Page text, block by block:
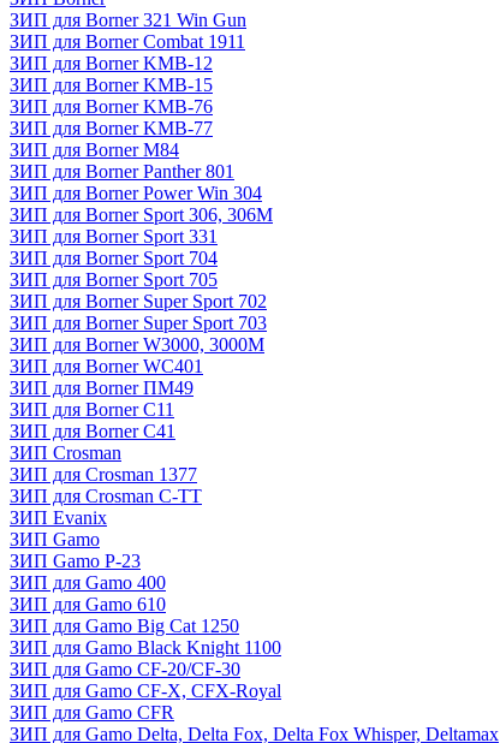
ЗИП для Borner 321 Win Gun
ЗИП для Borner Combat 1911
ЗИП для Borner KMB-12
ЗИП для Borner KMB-15
ЗИП для Borner KMB-76
ЗИП для Borner KMB-77
ЗИП для Borner M84
ЗИП для Borner Panther 801
ЗИП для Borner Power Win 304
ЗИП для Borner Sport 306, 306M
ЗИП для Borner Sport 331
ЗИП для Borner Sport 704
ЗИП для Borner Sport 705
ЗИП для Borner Super Sport 702
ЗИП для Borner Super Sport 703
ЗИП для Borner W3000, 3000М
ЗИП для Borner WC401
ЗИП для Borner ПМ49
ЗИП для Borner С11
ЗИП для Borner С41
ЗИП Crosman
ЗИП для Crosman 1377
ЗИП для Crosman C-TT
ЗИП Evanix
ЗИП Gamo
ЗИП Gamo P-23
ЗИП для Gamo 400
ЗИП для Gamo 610
ЗИП для Gamo Big Cat 1250
ЗИП для Gamo Black Knight 1100
ЗИП для Gamo CF-20/CF-30
ЗИП для Gamo CF-X, CFX-Royal
ЗИП для Gamo CFR
ЗИП для Gamo Delta, Delta Fox, Delta Fox Whisper, Deltamax